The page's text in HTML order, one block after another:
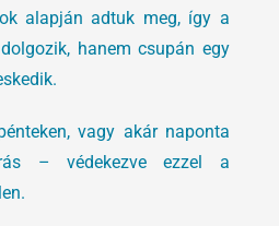
alapján adtuk meg, így a
hanem csupán egy
vagy akár naponta
– védekezve ezzel a